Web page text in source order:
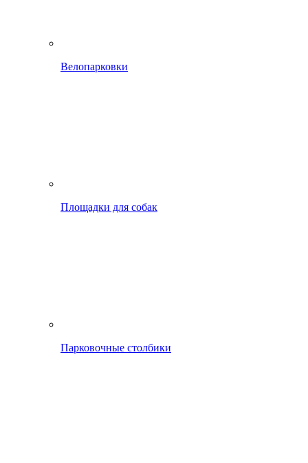
Велопарковки
Площадки для собак
Парковочные столбики